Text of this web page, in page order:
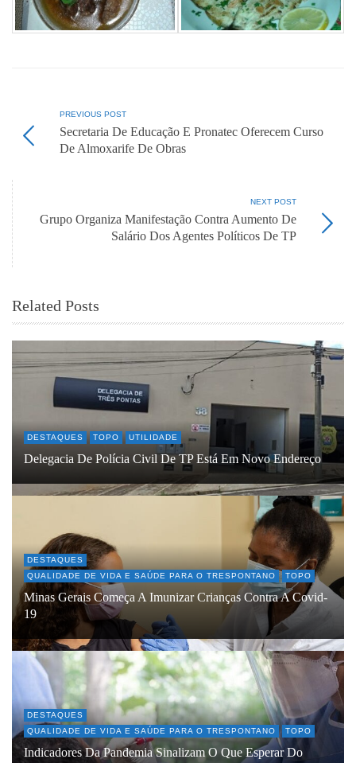
PREVIOUS POST
Secretaria De Educação E Pronatec Oferecem Curso
De Almoxarife De Obras
NEXT POST
Grupo Organiza Manifestação Contra Aumento De
Salário Dos Agentes Políticos De TP
Related Posts
DESTAQUES TOPO UTILIDADE
Delegacia De Polícia Civil De TP Está Em Novo Endereço
DESTAQUES
QUALIDADE DE VIDA E SAÚDE PARA O TRESPONTANO
TOPO
Minas Gerais Começa A Imunizar Crianças Contra A Covid-
19
DESTAQUES
QUALIDADE DE VIDA E SAÚDE PARA O TRESPONTANO
TOPO
Indicadores Da Pandemia Sinalizam O Que Esperar Do